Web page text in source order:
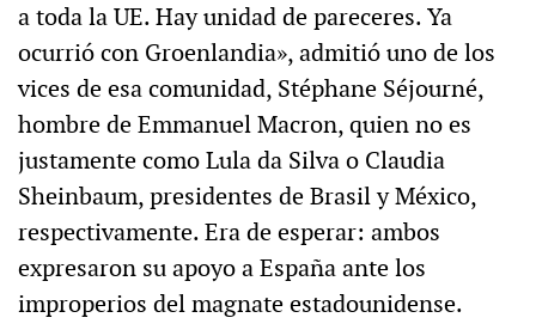
a toda la UE. Hay unidad de pareceres. Ya
ocurrió con Groenlandia», admitió uno de los
vices de esa comunidad, Stéphane Séjourné,
hombre de Emmanuel Macron, quien no es
justamente como Lula da Silva o Claudia
Sheinbaum, presidentes de Brasil y México,
respectivamente. Era de esperar: ambos
expresaron su apoyo a España ante los
improperios del magnate estadounidense.